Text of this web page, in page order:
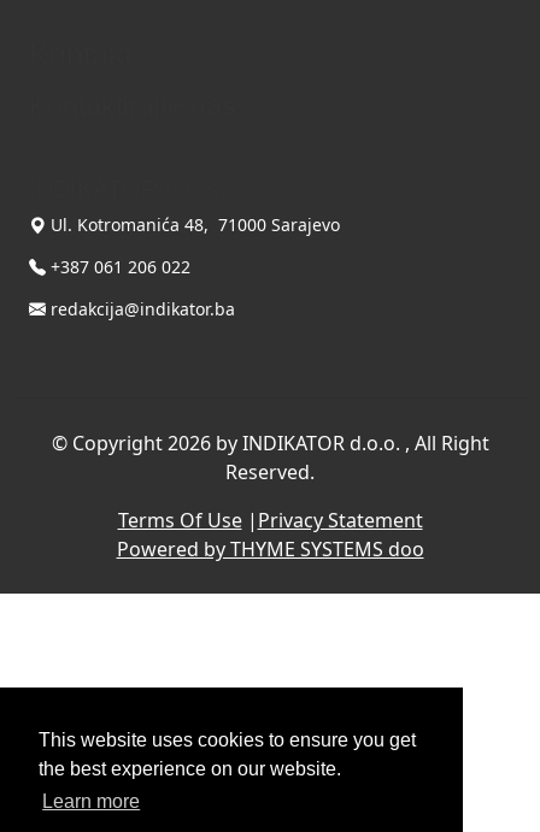
This website uses cookies to ensure you get
the best experience on our website.
Learn more
Ul. Kotromanića 48, 71000 Sarajevo
+387 061 206 022
redakcija@indikator.ba
© Copyright 2026 by INDIKATOR d.o.o. , All Right
Reserved.
Terms Of Use| Privacy Statement
Powered by THYME SYSTEMS doo